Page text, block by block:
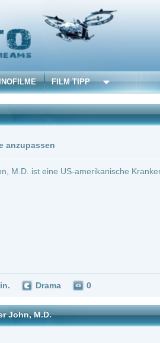
amerikanische Krankenhausserie